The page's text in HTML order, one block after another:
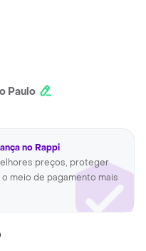
Paulo
no Rappi
preços, proteger
meio de pagamento mais